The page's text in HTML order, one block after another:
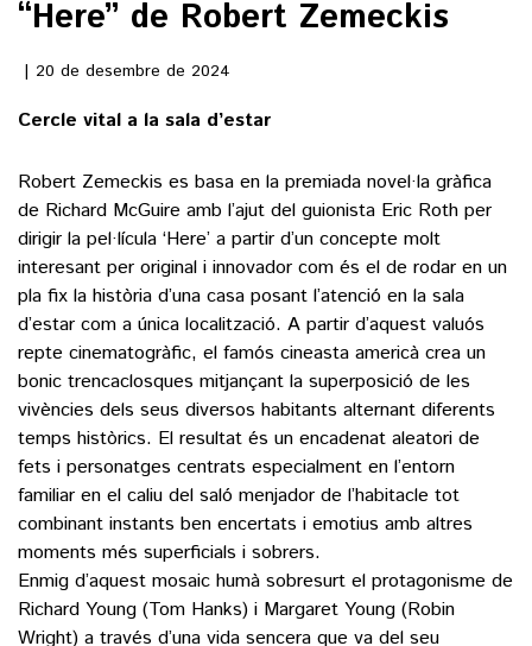
ACTUALITAT
POLÍTICA
SOCIETAT
ECONOMIA
VEURE TOTES
ESPORTS
FUTBOL
HOQUEI PATINS
MOTOR
VEURE TOTES
CULTURA
ARTS ESCÈNIQUES
CULTURA POPULAR
LLIBRES
CALAIX
VEURE TOTES
SUPLEMENTS
FOTOGALERIES
AGENDA
BLOGOSFERA
“Here” de Robert Zemeckis
20 de desembre de 2024
Cercle vital a la sala d’estar
Robert Zemeckis es basa en la premiada novel·la gràfica
de Richard McGuire amb l’ajut del guionista Eric Roth per
dirigir la pel·lícula ‘Here’ a partir d’un concepte molt
interesant per original i innovador com és el de rodar en un
pla fix la història d’una casa posant l’atenció en la sala
d’estar com a única localització. A partir d’aquest valuós
repte cinematogràfic, el famós cineasta americà crea un
bonic trencaclosques mitjançant la superposició de les
vivències dels seus diversos habitants alternant diferents
temps històrics. El resultat és un encadenat aleatori de
fets i personatges centrats especialment en l’entorn
familiar en el caliu del saló menjador de l’habitacle tot
combinant instants ben encertats i emotius amb altres
moments més superficials i sobrers.
Enmig d’aquest mosaic humà sobresurt el protagonisme de
Richard Young (Tom Hanks) i Margaret Young (Robin
Wright) a través d’una vida sencera que va del seu